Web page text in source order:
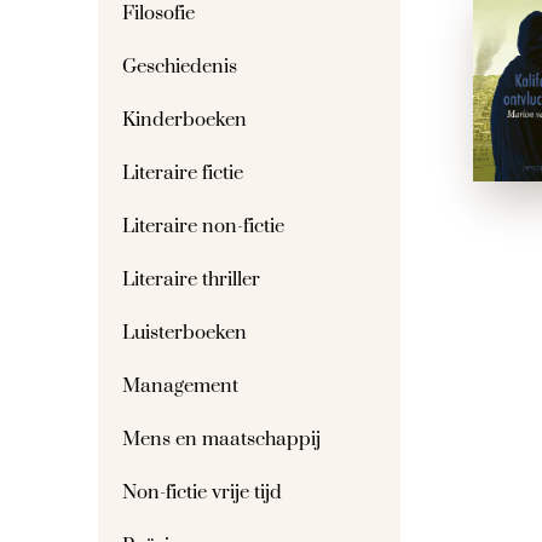
Filosofie
Geschiedenis
Kinderboeken
Literaire fictie
Literaire non-fictie
Literaire thriller
Luisterboeken
Management
Mens en maatschappij
Non-fictie vrije tijd